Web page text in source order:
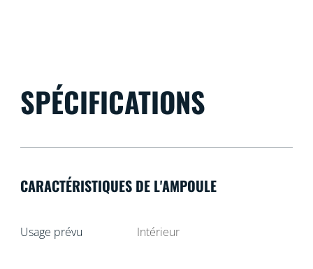
SPÉCIFICATIONS
CARACTÉRISTIQUES DE L'AMPOULE
Usage prévu Intérieur